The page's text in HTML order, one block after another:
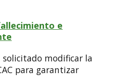
e
modificar la
para garantizar